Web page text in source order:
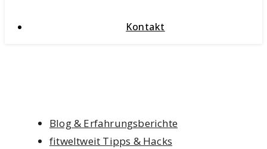
Kontakt
Blog & Erfahrungsberichte
fitweltweit Tipps & Hacks